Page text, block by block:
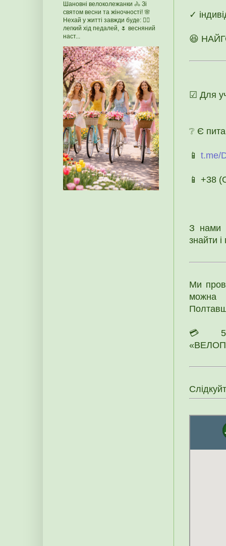
✓
😆
☑ Для
❔ Є
📱 t.me/
📱 +38
З нами
знайти
Ми
можна
💳
Шановні велоколежанки 🚴 Зі
святом весни та жіночності! 🌸
Нехай у житті завжди буде: 🚴‍♀️
легкий хід педалей, 🌷 весняний
наст...